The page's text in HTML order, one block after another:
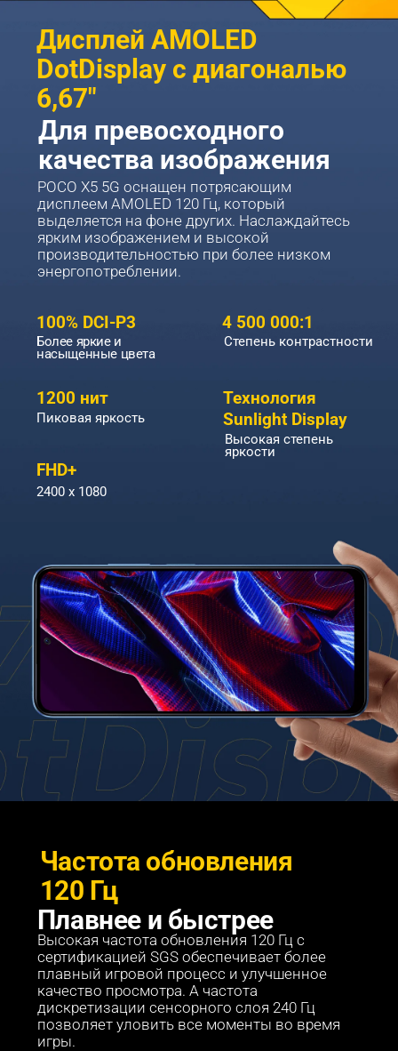
Дисплей AMOLED
DotDisplay с диагональю
6,67"
Для превосходного
качества изображения
POCO X5 5G оснащен потрясающим
дисплеем AMOLED 120 Гц, который
выделяется на фоне других. Наслаждайтесь
ярким изображением и высокой
производительностью при более низком
энергопотреблении.
100% DCI-P3 4 500 000:1
Более яркие и
насыщенные цвета
Степень контрастности
1200 нит
Технология
Sunlight Display
Пиковая яркость
Высокая степень
яркости
FHD+
2400 x 1080
Частота обновления
120 Гц
Плавнее и быстрее
Высокая частота обновления 120 Гц с
сертификацией SGS обеспечивает более
плавный игровой процесс и улучшенное
качество просмотра. А частота
дискретизации сенсорного слоя 240 Гц
позволяет уловить все моменты во время
игры.